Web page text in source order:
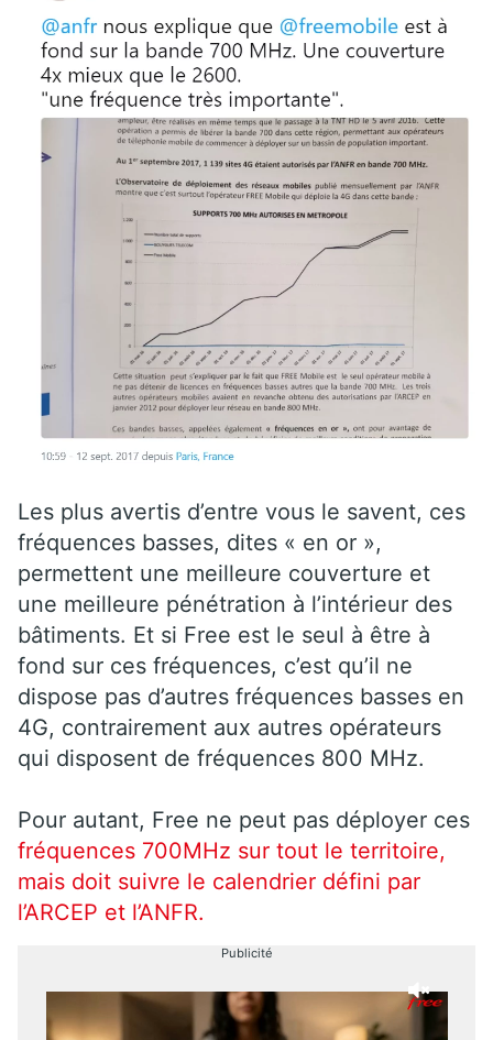
Les plus avertis d’entre vous le savent, ces
fréquences basses, dites « en or »,
permettent une meilleure couverture et
une meilleure pénétration à l’intérieur des
bâtiments. Et si Free est le seul à être à
fond sur ces fréquences, c’est qu’il ne
dispose pas d’autres fréquences basses en
4G, contrairement aux autres opérateurs
qui disposent de fréquences 800 MHz.
Pour autant, Free ne peut pas déployer ces
fréquences 700MHz sur tout le territoire,
mais doit suivre le calendrier défini par
l’ARCEP et l’ANFR.
Publicité